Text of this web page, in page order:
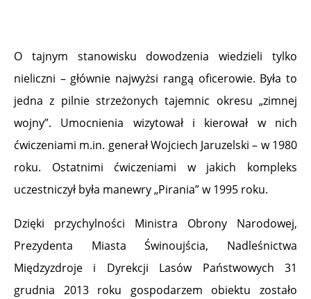
O tajnym stanowisku dowodzenia wiedzieli tylko
nieliczni – głównie najwyżsi rangą oficerowie. Była to
jedna z pilnie strzeżonych tajemnic okresu „zimnej
wojny”. Umocnienia wizytował i kierował w nich
ćwiczeniami m.in. generał Wojciech Jaruzelski – w 1980
roku. Ostatnimi ćwiczeniami w jakich kompleks
uczestniczył była manewry „Pirania” w 1995 roku.
Dzięki przychylności Ministra Obrony Narodowej,
Prezydenta Miasta Świnoujścia, Nadleśnictwa
Międzyzdroje i Dyrekcji Lasów Państwowych 31
grudnia 2013 roku gospodarzem obiektu zostało